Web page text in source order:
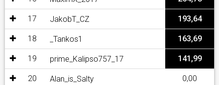
17 JakobT_CZ 193,64
18 _Tankos1 163,69
19 prime_Kalipso757_17 141,99
20 Alan_is_Salty 0,00